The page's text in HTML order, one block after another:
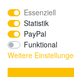
Essenziell
Statistik
PayPal
Funktional
Weitere